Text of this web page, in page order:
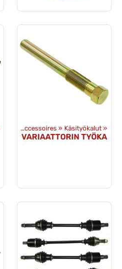
Outils et accessoires ‪» Käsityökalut ‪»
VARIAATTORIN TYÖKA